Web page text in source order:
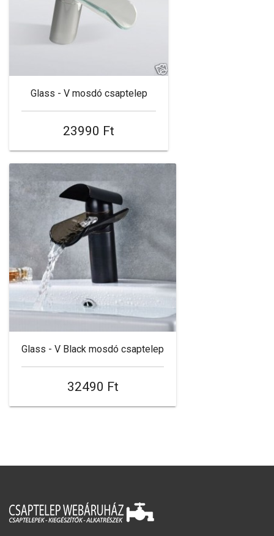
Glass - V mosdó csaptelep
23990 Ft
Glass - V Black mosdó csaptelep
32490 Ft